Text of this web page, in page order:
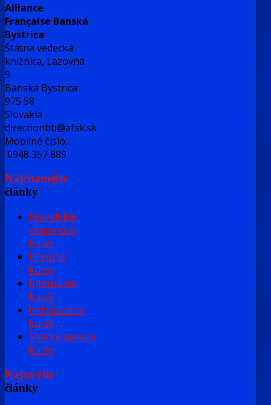
Alliance
Française Banská
Bystrica
Štátna vedecká
knižnica, Lazovná
9
Banská Bystrica
975 58
Slovakia
directionbb@afsk.sk
Mobilné číslo:
0948 357 889
Najčítanejšie
články
Pravidelné
skupinové
kurzy
Firemné
kurzy
Intenzívne
kurzy
Individuálne
kurzy
Špecializované
kurzy
Najnovšie
články